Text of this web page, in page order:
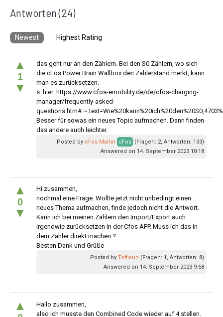
Antworten(24)
Newest Highest Rating
▲
1
▼
das geht nur an den Zählern. Bei den S0 Zählern, wo sich
die cFos Power Brain Wallbox den Zählerstand merkt, kann
man es zurücksetzen.
s. hier: https://www.cfos-emobility.de/de/cfos-charging-
manager/frequently-asked-
Besser für sowas ein neues Topic aufmachen. Dann finden
das andere auch leichter.
Posted by cFos Martin cFos (Fragen: 2, Antworten: 133)
Answered on 14. September 2023 10:18
▲
0
▼
Hi zusammen,
nochmal eine Frage. Wollte jetzt nicht unbedingt einen
neues Thema aufmachen, finde jedoch nicht die Antwort.
Kann ich bei meinen Zählern den Import/Export auch
irgendwie zurücksetzen in der Cfos APP. Muss ich das in
dem Zähler direkt machen ?
Besten Dank und Grüße
Posted by Toffisun (Fragen: 1, Antworten: 8)
Answered on 14. September 2023 9:58
▲
Hallo zusammen,
also ich musste den Combined Code wieder auf 4 stellen.